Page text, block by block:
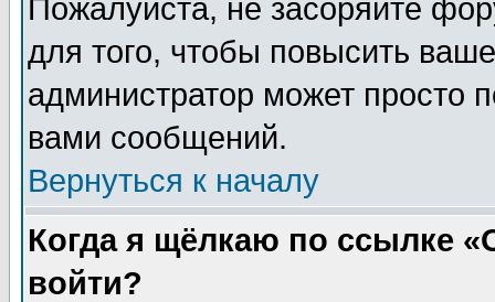
Пожалуйста, не засоряйте
для того, чтобы повысить
администратор может просто
вами сообщений.
Вернуться к началу
Когда я щёлкаю по ссылке
войти?